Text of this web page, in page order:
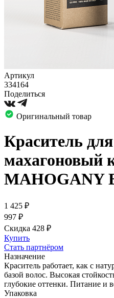
Артикул
334164
Поделиться
Оригинальный товар
Краситель
махагоновый
MAHOGANY
1 425 ₽
997 ₽
Скидка 428 ₽
Купить
Стать партнёром
Назначение
Краситель работает, как с
базой волос. Высокая
глубокие оттенки. Питание и
Упаковка